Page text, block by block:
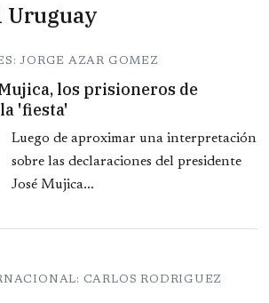
Uruguay
JORGE AZAR GOMEZ
los prisioneros de
'fiesta'
Luego de aproximar una interpretación
sobre las declaraciones del presidente
José Mujica...
CARLOS RODRIGUEZ